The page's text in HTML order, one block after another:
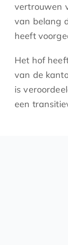
vertrouwen
van belang
heeft
Het hof
van de
is
een